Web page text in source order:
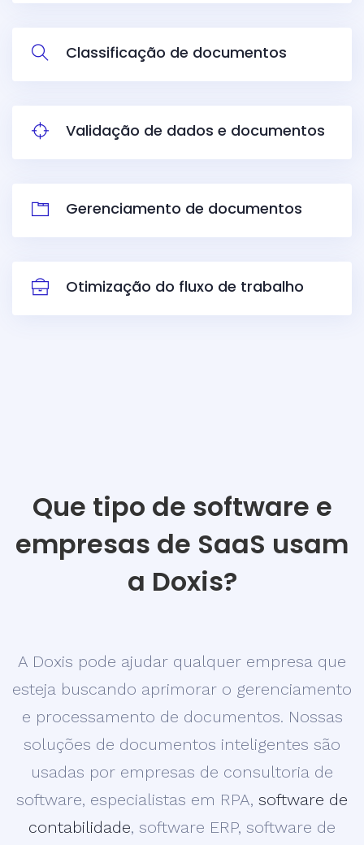
Classificação de documentos
Validação de dados e documentos
Gerenciamento de documentos
Otimização do fluxo de trabalho
Que tipo de software e
empresas de SaaS usam
a Doxis?
A Doxis pode ajudar qualquer empresa que
esteja buscando aprimorar o gerenciamento
e processamento de documentos. Nossas
soluções de documentos inteligentes são
usadas por empresas de consultoria de
software, especialistas em RPA, software de
contabilidade, software ERP, software de